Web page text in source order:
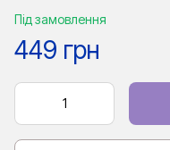
Під замовлення
449 грн